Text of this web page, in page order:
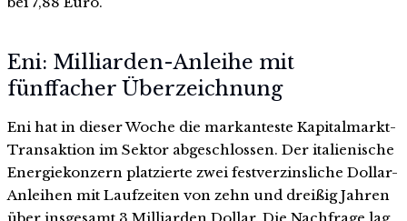
Eni: Milliarden-Anleihe mit
fünffacher Überzeichnung
Eni hat in dieser Woche die markanteste Kapitalmarkt-
Transaktion im Sektor abgeschlossen. Der italienische
Energiekonzern platzierte zwei festverzinsliche Dollar-
Anleihen mit Laufzeiten von zehn und dreißig Jahren